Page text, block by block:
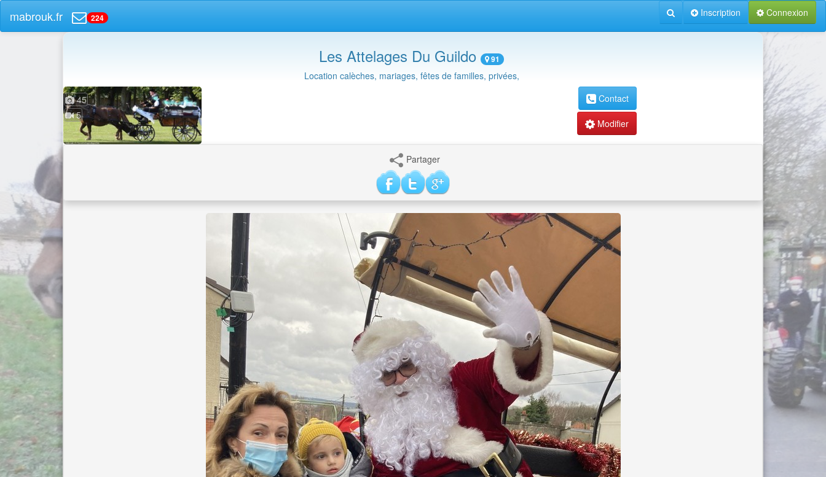
mabrouk.fr 224 Connexion
Inscription
Les Attelages Du Guildo 91
Location calèches, mariages, fêtes de familles, privées,
45
5
Contact
Modifier
Partager